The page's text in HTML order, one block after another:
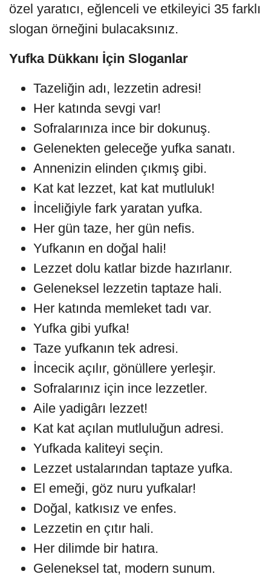
özel yaratıcı, eğlenceli ve etkileyici 35 farklı
slogan örneğini bulacaksınız.
Yufka Dükkanı İçin Sloganlar
Tazeliğin adı, lezzetin adresi!
Her katında sevgi var!
Sofralarınıza ince bir dokunuş.
Gelenekten geleceğe yufka sanatı.
Annenizin elinden çıkmış gibi.
Kat kat lezzet, kat kat mutluluk!
İnceliğiyle fark yaratan yufka.
Her gün taze, her gün nefis.
Yufkanın en doğal hali!
Lezzet dolu katlar bizde hazırlanır.
Geleneksel lezzetin taptaze hali.
Her katında memleket tadı var.
Yufka gibi yufka!
Taze yufkanın tek adresi.
İncecik açılır, gönüllere yerleşir.
Sofralarınız için ince lezzetler.
Aile yadigârı lezzet!
Kat kat açılan mutluluğun adresi.
Yufkada kaliteyi seçin.
Lezzet ustalarından taptaze yufka.
El emeği, göz nuru yufkalar!
Doğal, katkısız ve enfes.
Lezzetin en çıtır hali.
Her dilimde bir hatıra.
Geleneksel tat, modern sunum.